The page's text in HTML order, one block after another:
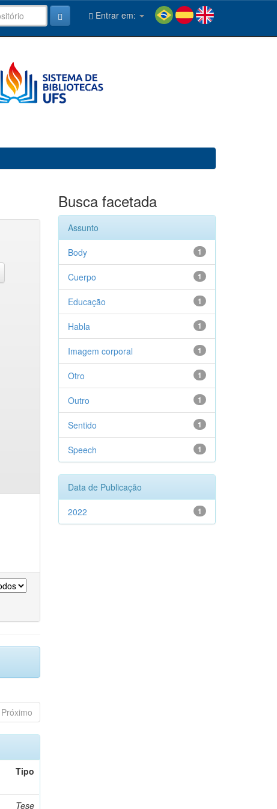
Entrar em:
Próximo
Tipo
Tese
Busca facetada
Assunto
1
Body
1
Cuerpo
1
Educação
1
Habla
1
Imagem corporal
1
Otro
1
Outro
1
Sentido
1
Speech
Data de Publicação
1
2022